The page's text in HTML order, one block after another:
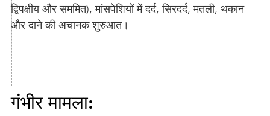
द्विपक्षीय और सममित), मांसपेशियों में दर्द, सिरदर्द, मतली, थकान
और दाने की अचानक शुरुआत।
गंभीर मामला: